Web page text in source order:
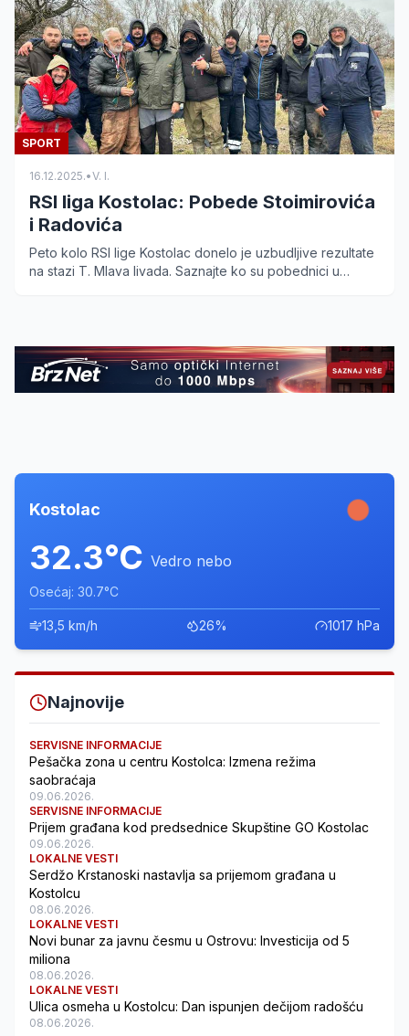
SPORT
16.12.2025.•V. I.
RSI liga Kostolac: Pobede Stoimirovića
i Radovića
Peto kolo RSI lige Kostolac donelo je uzbudljive rezultate
na stazi T. Mlava livada. Saznajte ko su pobednici u
Kostolac
32.3°C Vedro nebo
Osećaj: 30.7°C
13,5 km/h 26% 1017 hPa
Najnovije
SERVISNE INFORMACIJE
Pešačka zona u centru Kostolca: Izmena režima
saobraćaja
09.06.2026.
SERVISNE INFORMACIJE
Prijem građana kod predsednice Skupštine GO Kostolac
09.06.2026.
LOKALNE VESTI
Serdžo Krstanoski nastavlja sa prijemom građana u
Kostolcu
08.06.2026.
LOKALNE VESTI
Novi bunar za javnu česmu u Ostrovu: Investicija od 5
miliona
08.06.2026.
LOKALNE VESTI
Ulica osmeha u Kostolcu: Dan ispunjen dečijom radošću
08.06.2026.